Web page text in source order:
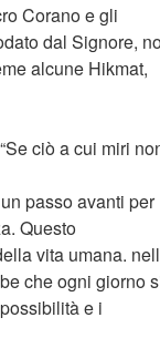
Corano e gli
dal Signore,
alcune Hikmat,
ciò a cui miri
passo avanti per
Questo
vita umana.
che ogni giorno
e i